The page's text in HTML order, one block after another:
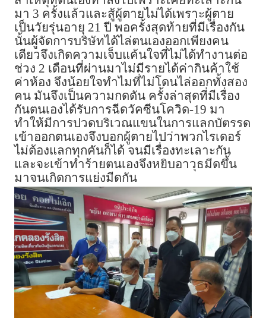
มา 3 ครั้งแล้วและสู้ผู้ตายไม่ได้เพราะผู้ตาย
เป็นวัยรุ่นอายุ 21 ปี พอครั้งสุดท้ายที่มีเรื่องกัน
นั้นผู้จัดการบริษัทได้ไล่ตนเองออกเพียงคน
เดียวจึงเกิดความเจ็บแค้นใจที่ไม่ได้ทำงานต่อ
ช่วง 2 เดือนที่ผ่านมาไม่มีรายได้ค่ากินค้าใช้
ค่าห้อง จึงน้อยใจทำไมที่ไม่โดนไล่ออกทั้งสอง
คน มันจึงเป็นความกดดัน ครั้งล่าสุดที่มีเรื่อง
กันตนเองได้รับการฉีดวัคซีนโควิด-19 มา
ทำให้มีการปวดบริเวณแขนในการแลกบัตรรด
เข้าออกตนเองจึงบอกผู้ตายไปว่าพวกไรเดอร์
ไม่ต้องแลกทุกคันก็ได้ จนมีเรื่องทะเลาะกัน
และจะเข้าทำร้ายตนเองจึงหยิบอาวุธมีดขึ้น
มาจนเกิดการแย่งมีดกัน